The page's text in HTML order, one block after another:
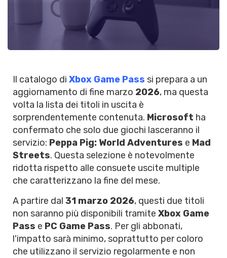
Il catalogo di Xbox Game Pass si prepara a un
aggiornamento di fine marzo 2026, ma questa
volta la lista dei titoli in uscita è
sorprendentemente contenuta. Microsoft ha
confermato che solo due giochi lasceranno il
servizio: Peppa Pig: World Adventures e Mad
Streets. Questa selezione è notevolmente
ridotta rispetto alle consuete uscite multiple
che caratterizzano la fine del mese.
A partire dal 31 marzo 2026, questi due titoli
non saranno più disponibili tramite Xbox Game
Pass e PC Game Pass. Per gli abbonati,
l'impatto sarà minimo, soprattutto per coloro
che utilizzano il servizio regolarmente e non